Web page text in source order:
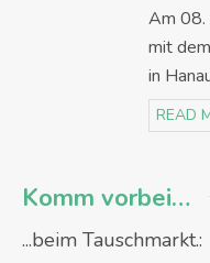
Am 08.
mit
in
READ
Komm vorbei…
...beim Tauschmarkt.: